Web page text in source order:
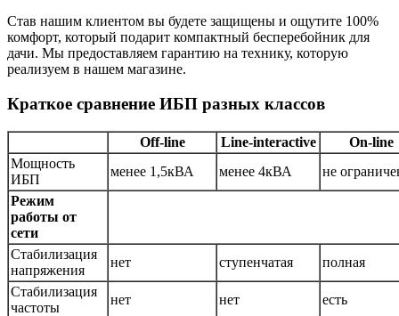
Став нашим клиентом вы будете защищены и ощутите 100%
комфорт, который подарит компактный бесперебойник для
дачи. Мы предоставляем гарантию на технику, которую
реализуем в нашем магазине.
Краткое сравнение ИБП разных классов
Off-line Line-interactive
On-line
Мощность
ИБП
менее 1,5кВА менее 4кВА
не
Режим
работы от
сети
Стабилизация
напряжения
нет ступенчатая
полная
Стабилизация
частоты
нет нет
есть